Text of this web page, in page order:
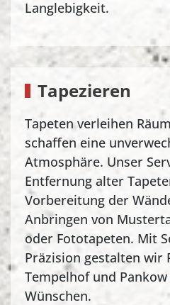
Langlebigkeit.
Tapezieren
Tapeten verleihen
schaffen eine
Atmosphäre. Unser
Entfernung alter
Vorbereitung der
Anbringen von
oder Fototapeten. Mit
Präzision gestalten wir
Tempelhof und
Wünschen.